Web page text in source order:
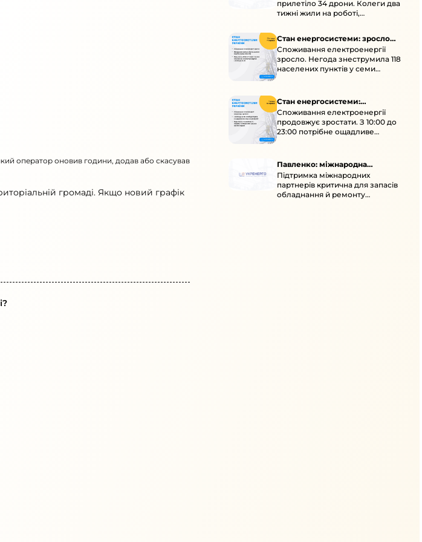
оператор оновив години, додав або скасував
громаді. Якщо новий графік
прилетіло 34 дрони. Колеги два
тижні жили на роботі,
Стан енергосистеми: зросло
споживання через негоду
Споживання електроенергії
зросло. Негода знеструмила 118
населених пунктів у семи
областях. Обмежте
електроприладами 10:00–23:00.
Стан енергосистеми:
споживання зростає
Споживання електроенергії
продовжує зростати. З 10:00 до
23:00 потрібне ощадливе
енергоспоживання, а
перенести на нічні години.
Павленко: міжнародна
підтримка для стійкості
енергосистеми
Підтримка міжнародних
партнерів критична для запасів
обладнання й ремонту